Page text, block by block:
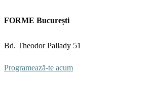
FORME București
Bd. Theodor Pallady 51
Programează-te acum